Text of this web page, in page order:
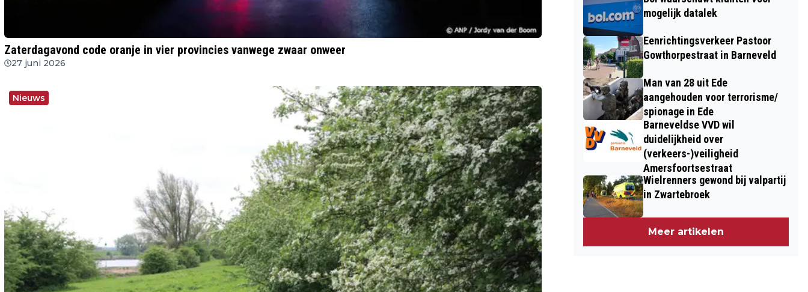
Zaterdagavond code oranje in vier provincies vanwege zwaar onweer
27 juni 2026
Nieuws
mogelijk datalek
Eenrichtingsverkeer Pastoor
Gowthorpestraat in Barneveld
Man van 28 uit Ede
aangehouden voor terrorisme/
spionage in Ede
Barneveldse VVD wil
duidelijkheid over
(verkeers-)veiligheid
Amersfoortsestraat
Wielrenners gewond bij valpartij
in Zwartebroek
Meer artikelen